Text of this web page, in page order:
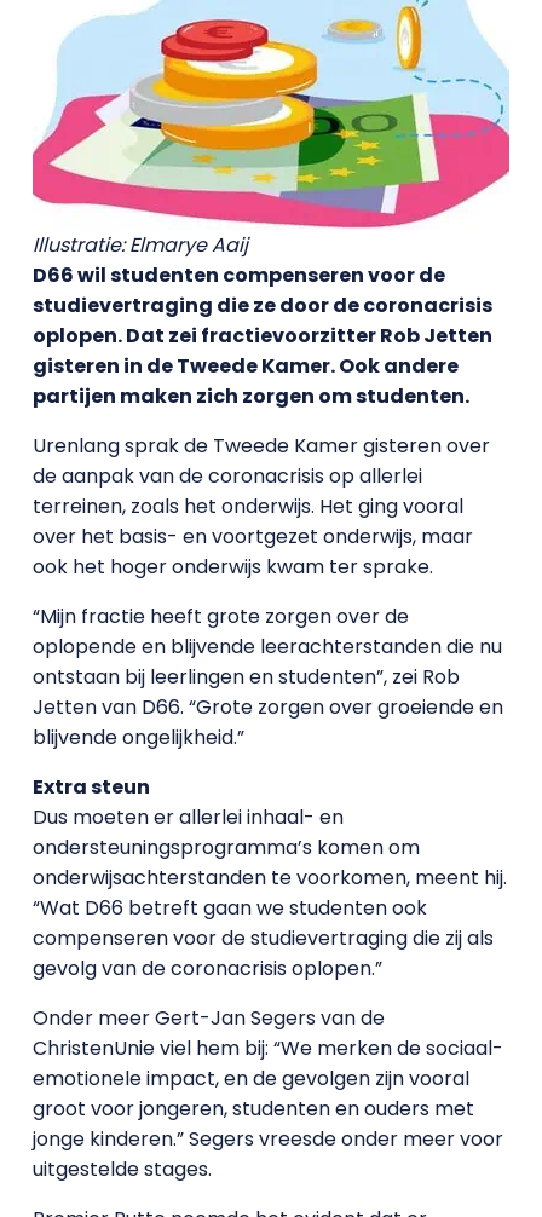
Illustratie: Elmarye Aaij
D66 wil studenten compenseren voor de
studievertraging die ze door de coronacrisis
oplopen. Dat zei fractievoorzitter Rob Jetten
gisteren in de Tweede Kamer. Ook andere
partijen maken zich zorgen om studenten.
Urenlang sprak de Tweede Kamer gisteren over
de aanpak van de coronacrisis op allerlei
terreinen, zoals het onderwijs. Het ging vooral
over het basis- en voortgezet onderwijs, maar
ook het hoger onderwijs kwam ter sprake.
“Mijn fractie heeft grote zorgen over de
oplopende en blijvende leerachterstanden die nu
ontstaan bij leerlingen en studenten”, zei Rob
Jetten van D66. “Grote zorgen over groeiende en
blijvende ongelijkheid.”
Extra steun
Dus moeten er allerlei inhaal- en
ondersteuningsprogramma’s komen om
onderwijsachterstanden te voorkomen, meent hij.
“Wat D66 betreft gaan we studenten ook
compenseren voor de studievertraging die zij als
gevolg van de coronacrisis oplopen.”
Onder meer Gert-Jan Segers van de
ChristenUnie viel hem bij: “We merken de sociaal-
emotionele impact, en de gevolgen zijn vooral
groot voor jongeren, studenten en ouders met
jonge kinderen.” Segers vreesde onder meer voor
uitgestelde stages.